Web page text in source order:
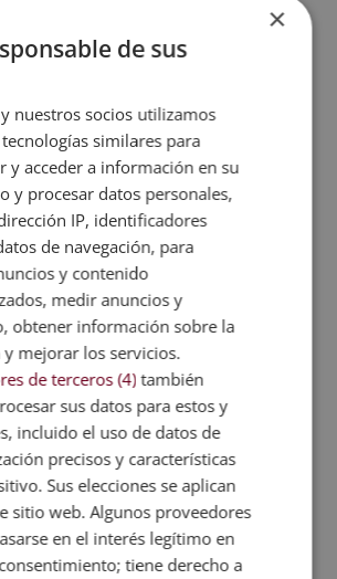
en Resolución de Conflictos
Laboral
€El
precio
actual
es:
395,00€.
×
de sus
nuestros socios utilizamos
similares para
y acceder a información en su
y procesar datos personales,
IP, identificadores
de navegación, para
y contenido
medir anuncios y
obtener información sobre la
y mejorar los servicios.
de terceros (4) también
sus datos para estos y
incluido el uso de datos de
precisos y características
Sus elecciones se aplican
sitio web. Algunos proveedores
en el interés legítimo en
tiene derecho a